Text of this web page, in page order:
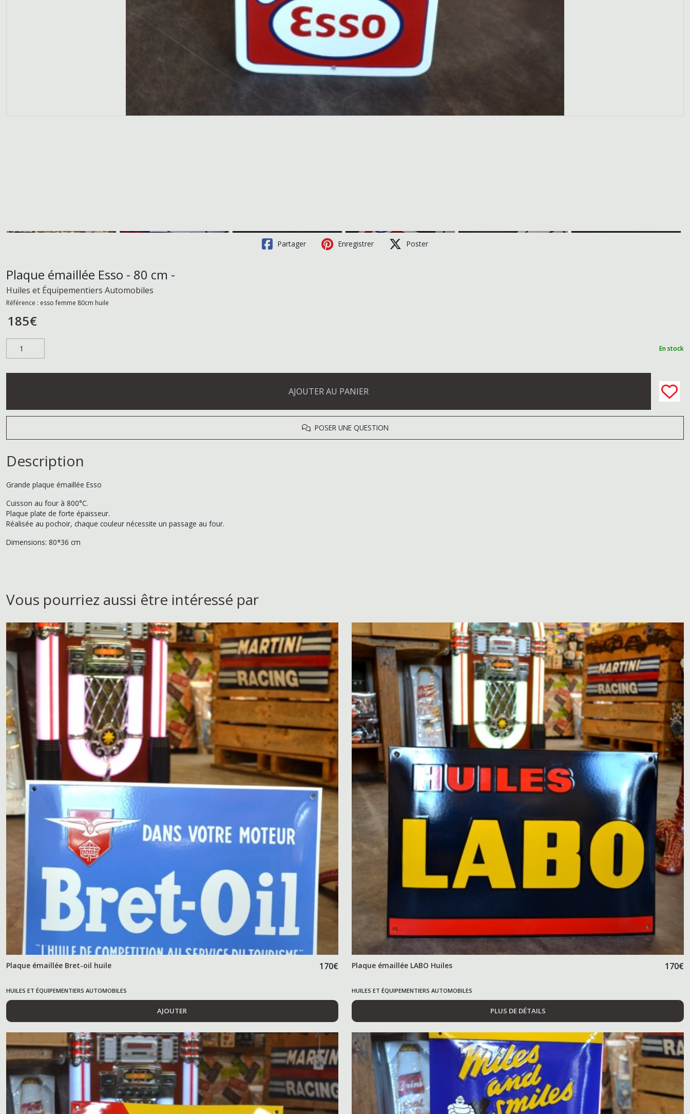
Partager Enregistrer Poster
Plaque émaillée Esso - 80 cm -
Huiles et Équipementiers Automobiles
Référence : esso femme 80cm huile
185€
En stock
AJOUTER AU PANIER
POSER UNE QUESTION
Description
Grande plaque émaillée Esso
Cuisson au four à 800°C.
Plaque plate de forte épaisseur.
Réalisée au pochoir, chaque couleur nécessite un passage au four.
Dimensions: 80*36 cm
Vous pourriez aussi être intéressé par
Plaque émaillée Bret-oil huile 170€
HUILES ET ÉQUIPEMENTIERS AUTOMOBILES
AJOUTER
Plaque émaillée LABO Huiles 170€
HUILES ET ÉQUIPEMENTIERS AUTOMOBILES
PLUS DE DÉTAILS